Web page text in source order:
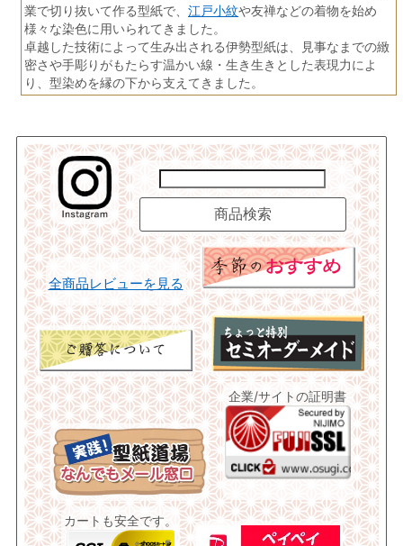
業で切り抜いて作る型紙で、 江戸小紋や友禅などの着物を始め
様々な染色に用いられてきました。
卓越した技術によって生み出される伊勢型紙は、見事なまでの緻
密さや手彫りがもたらす温かい線・生き生きとした表現力によ
り、型染めを縁の下から支えてきました。
全商品レビューを見る
企業/サイトの証明書
カートも安全です。